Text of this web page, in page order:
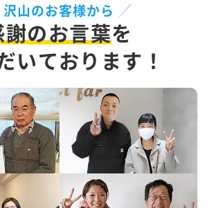
沢山のお客様から
謝のお言葉を
いております！